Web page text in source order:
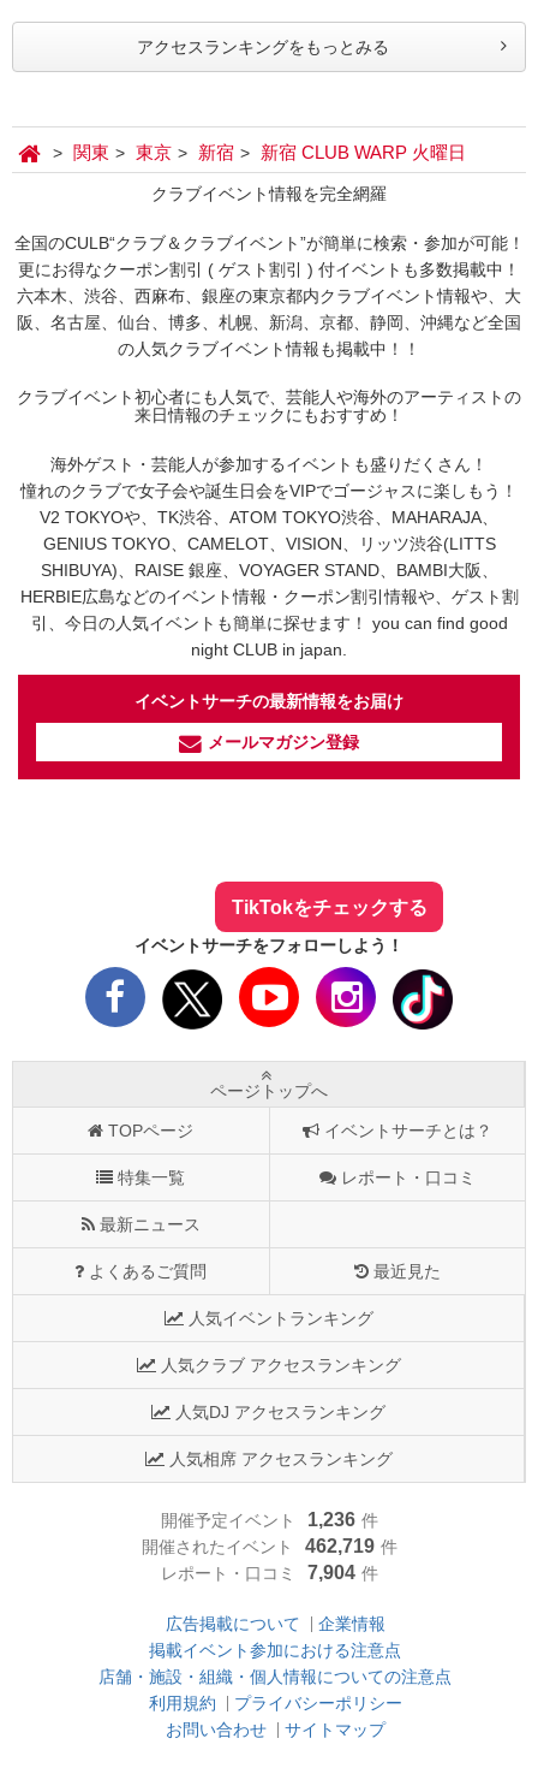
アクセスランキングをもっとみる
関東 東京 新宿 新宿 CLUB WARP 火曜日
クラブイベント情報を完全網羅
全国のCULB“クラブ＆クラブイベント”が簡単に検索・参加が可能！
更にお得なクーポン割引 ( ゲスト割引 ) 付イベントも多数掲載中！
六本木、渋谷、西麻布、銀座の東京都内クラブイベント情報や、大
阪、名古屋、仙台、博多、札幌、新潟、京都、静岡、沖縄など全国
の人気クラブイベント情報も掲載中！！
クラブイベント初心者にも人気で、芸能人や海外のアーティストの
来日情報のチェックにもおすすめ！
海外ゲスト・芸能人が参加するイベントも盛りだくさん！
憧れのクラブで女子会や誕生日会をVIPでゴージャスに楽しもう！
V2 TOKYOや、TK渋谷、ATOM TOKYO渋谷、MAHARAJA、
GENIUS TOKYO、CAMELOT、VISION、リッツ渋谷(LITTS
SHIBUYA)、RAISE 銀座、VOYAGER STAND、BAMBI大阪、
HERBIE広島などのイベント情報・クーポン割引情報や、ゲスト割
引、今日の人気イベントも簡単に探せます！ you can find good
night CLUB in japan.
イベントサーチの最新情報をお届け
メールマガジン登録
TikTokをチェックする
イベントサーチをフォローしよう！
ページトップへ
TOPページ イベントサーチとは？
特集一覧 レポート・口コミ
最新ニュース
よくあるご質問 最近見た
人気イベントランキング
人気クラブ アクセスランキング
人気DJ アクセスランキング
人気相席 アクセスランキング
開催予定イベント 1,236 件
開催されたイベント
462,719 件
レポート・口コミ
7,904 件
広告掲載について
企業情報
掲載イベント参加における注意点
店舗・施設・組織・個人情報についての注意点
利用規約
プライバシーポリシー
お問い合わせ
サイトマップ